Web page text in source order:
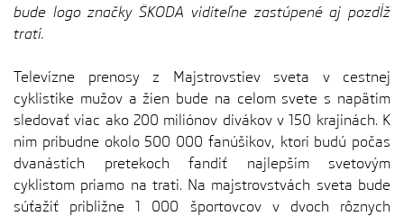
bude logo značky ŠKODA viditeľne zastúpené aj pozdĺž
tratí.
Televízne prenosy z Majstrovstiev sveta v cestnej
cyklistike mužov a žien bude na celom svete s napätím
sledovať viac ako 200 miliónov divákov v 150 krajinách. K
nim pribudne okolo 500 000 fanúšikov, ktorí budú počas
dvanástich pretekoch fandiť najlepším svetovým
cyklistom priamo na trati. Na majstrovstvách sveta bude
súťažiť približne 1 000 športovcov v dvoch rôznych